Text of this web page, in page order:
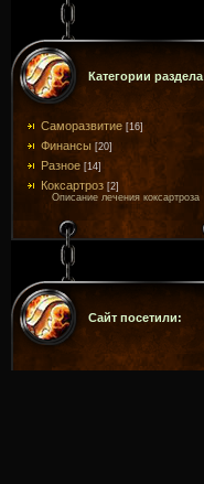
Категории раздела
Саморазвитие [16]
Финансы [20]
Разное [14]
Коксартроз [2]
Описание лечения коксартроза
Сайт посетили: